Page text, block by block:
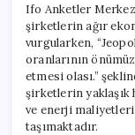
Ifo Anketler
şirketlerin ağır
vurgularken,
oranlarının
etmesi olası.”
şirketlerin yaklaşık
ve enerji maliyetleri
taşımaktadır.